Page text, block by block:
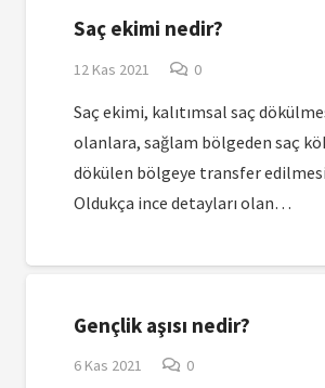
Saç ekimi nedir?
12 Kas 2021 0
Saç ekimi, kalıtımsal saç
olanlara, sağlam bölgeden saç
dökülen bölgeye transfer
Oldukça ince detayları olan…
Gençlik aşısı nedir?
6 Kas 2021 0